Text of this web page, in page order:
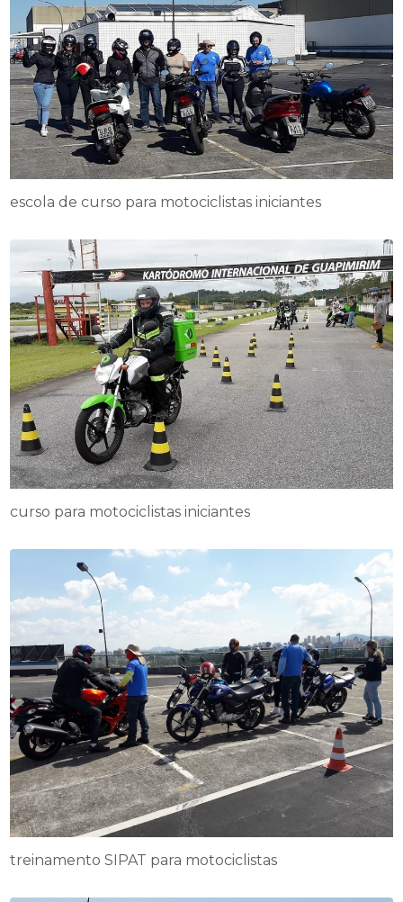
escola de curso para motociclistas iniciantes
curso para motociclistas iniciantes
treinamento SIPAT para motociclistas